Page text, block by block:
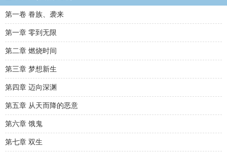
第一卷 眷族、袭来
第一章 零到无限
第二章 燃烧时间
第三章 梦想新生
第四章 迈向深渊
第五章 从天而降的恶意
第六章 饿鬼
第七章 双生